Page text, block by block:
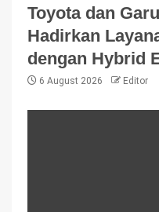
Toyota dan
Hadirkan
dengan Hybrid
6 August 2026 Editor